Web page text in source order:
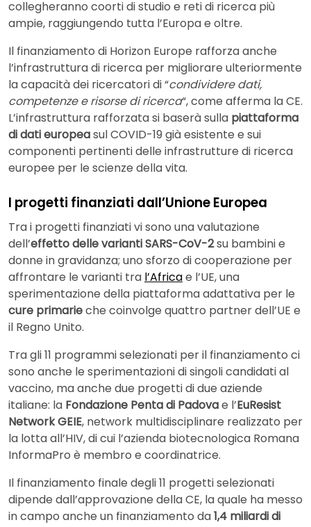
collegheranno coorti di studio e reti di ricerca più
ampie, raggiungendo tutta l’Europa e oltre.
Il finanziamento di Horizon Europe rafforza anche
l’infrastruttura di ricerca per migliorare ulteriormente
la capacità dei ricercatori di “condividere dati,
competenze e risorse di ricerca“, come afferma la CE.
L’infrastruttura rafforzata si baserà sulla piattaforma
di dati europeasul COVID-19 già esistente e sui
componenti pertinenti delle infrastrutture di ricerca
europee per le scienze della vita.
I progetti finanziati dall’Unione Europea
Tra i progetti finanziati vi sono una valutazione
dell’effetto delle varianti SARS-CoV-2su bambini e
donne in gravidanza; uno sforzo di cooperazione per
affrontare le varianti tra l’Africae l’UE, una
sperimentazione della piattaforma adattativa per le
cure primarieche coinvolge quattro partner dell’UE e
il Regno Unito.
Tra gli 11 programmi selezionati per il finanziamento ci
sono anche le sperimentazioni di singoli candidati al
vaccino, ma anche due progetti di due aziende
italiane: la Fondazione Penta di Padovae l’EuResist
Network GEIE, network multidisciplinare realizzato per
la lotta all’HIV, di cui l’azienda biotecnologica Romana
InformaPro è membro e coordinatrice.
Il finanziamento finale degli 11 progetti selezionati
dipende dall’approvazione della CE, la quale ha messo
in campo anche un finanziamento da1,4 miliardi di